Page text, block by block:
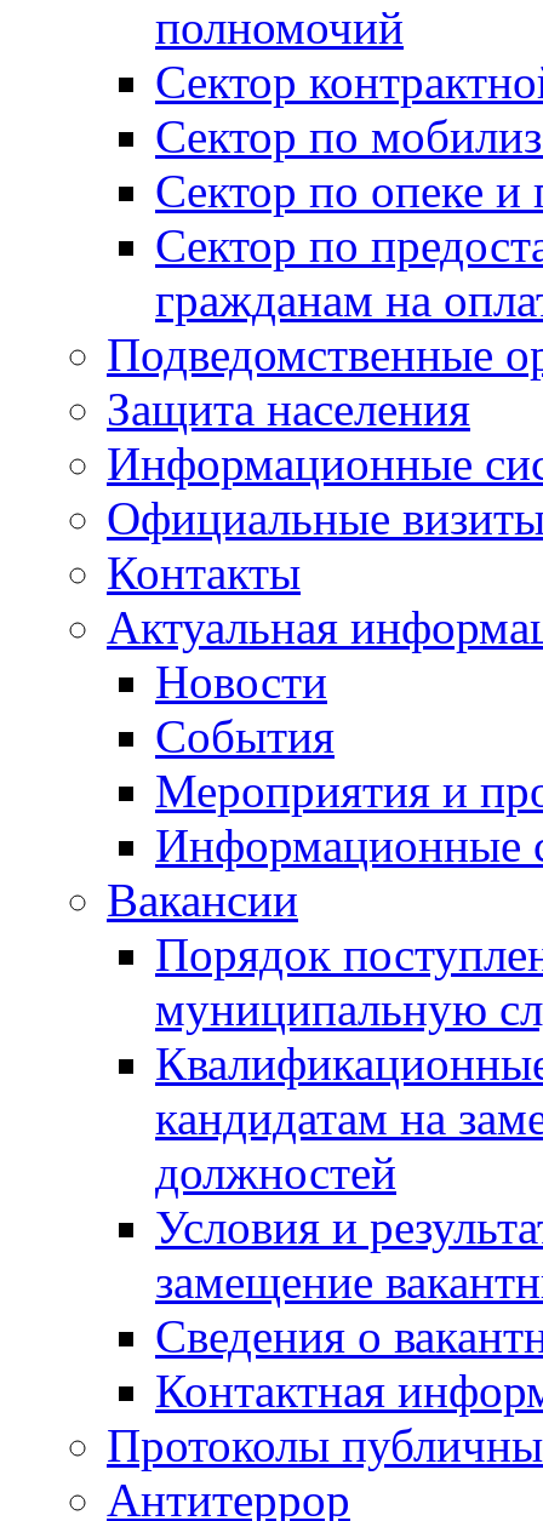
полномочий
Сектор
Сектор по
Сектор по опеке и
Сектор по
гражданам на
Подведомственные
Защита населения
Информационные
Официальные
Контакты
Актуальная
Новости
События
Мероприятия и
Информационные
Вакансии
Порядок
муниципальную
кандидатам на
должностей
Условия и
замещение
Сведения о
Контактная
Протоколы
Антитеррор